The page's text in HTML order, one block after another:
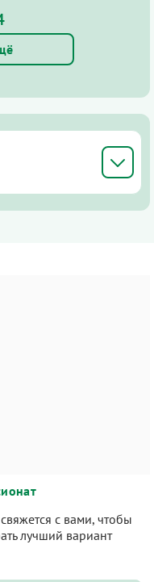
с вами, чтобы
лучший вариант